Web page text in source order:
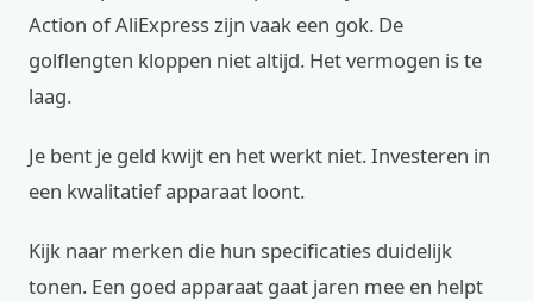
Action of AliExpress zijn vaak een gok. De
golflengten kloppen niet altijd. Het vermogen is te
laag.
Je bent je geld kwijt en het werkt niet. Investeren in
een kwalitatief apparaat loont.
Kijk naar merken die hun specificaties duidelijk
tonen. Een goed apparaat gaat jaren mee en helpt